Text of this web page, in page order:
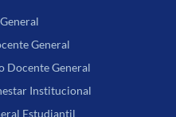
General
Docente General
Institucional
Estudiantil